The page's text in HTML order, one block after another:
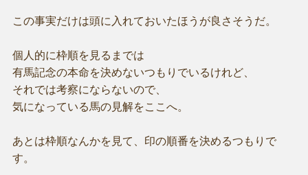
この事実だけは頭に入れておいたほうが良さそうだ。
個人的に枠順を見るまでは
有馬記念の本命を決めないつもりでいるけれど、
それでは考察にならないので、
気になっている馬の見解をここへ。
あとは枠順なんかを見て、印の順番を決めるつもりで
す。